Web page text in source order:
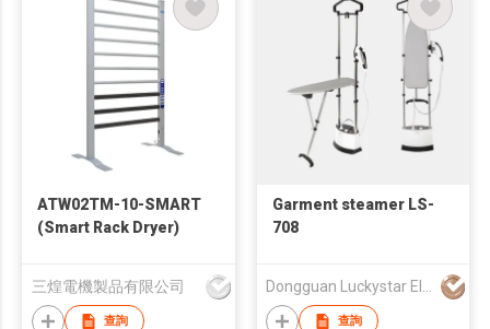
ATW02TM-10-SMART
(Smart Rack Dryer)
三煌電機製品有限公司
查詢
Garment steamer LS-
708
查詢